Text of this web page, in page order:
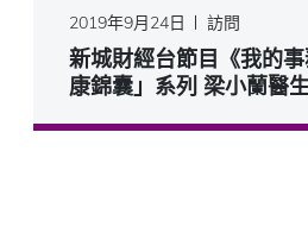
2019年9月24日 訪問
新城財經台節目《我的
康錦囊」系列 梁小蘭